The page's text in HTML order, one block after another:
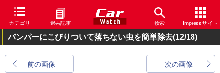
カテゴリ 過去記事 検索 Impressサイト
バンパーにこびりついて落ちない虫を簡単除去(12/18)
前の画像 次の画像